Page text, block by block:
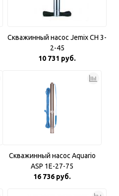
Скважинный насос Jemix CH 3-
2-45
10 731 руб.
Скважинный насос Aquario
ASP 1E-27-75
16 736 руб.